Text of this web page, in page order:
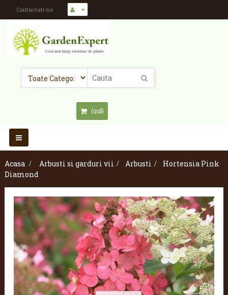
Contactati-ne
(gol)
Toggle
navigation
Acasa
> Arbusti si garduri vii > Arbusti >
Hortensia Pink
Diamond